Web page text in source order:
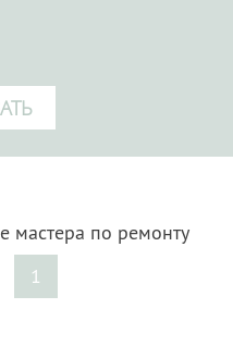
мастера по ремонту
1